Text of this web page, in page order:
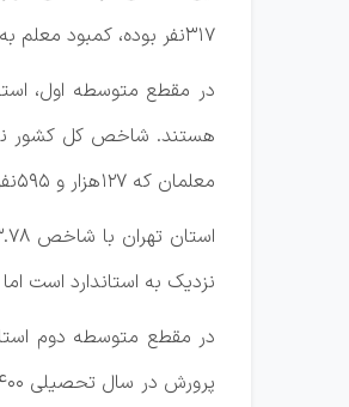
۳۱۷نفر بوده، کمبود معلم به شکلی کلی(نه به‌صورت نقطه‌ای) معادل ۱۶۱هزار و ۴۸۲نفر تخمین زده می‌شود.
معلمان که ۱۲۷هزار و ۵۹۵نفر بوده، کمبود معلم به شکلی کلی(نه به‌صورت نقطه‌ای) معادل ۳۹هزار و ۵۲۰نفر تخمین زده می‌شود.
نزدیک به استاندارد است اما در